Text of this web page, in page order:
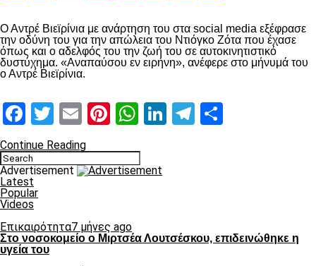
Ο Αντρέ Βιεϊρίνια με ανάρτηση του στα social media εξέφρασε
την οδύνη του για την απώλεια του Ντιόγκο Ζότα που έχασε
όπως και ο αδελφός του την ζωή του σε αυτοκινητιστικό
δυστύχημα. «Αναπαύσου εν ειρήνη», ανέφερε στο μήνυμά του
ο Αντρέ Βιεϊρίνια.
Facebook
Twitter
EmailPinterest
WhatsApp
LinkedIn
Telegram
Continue Reading
Advertisement
Latest
Popular
Videos
Επικαιρότητα7 μήνες ago
Στο νοσοκομείο ο Μιρτσέα Λουτσέσκου, επιδεινώθηκε η
υγεία του